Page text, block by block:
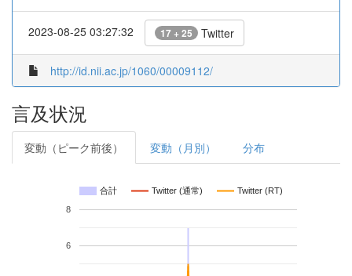
2023-08-25 03:27:32 17 + 25 Twitter
http://id.nii.ac.jp/1060/00009112/
言及状況
変動（ピーク前後） 変動（月別） 分布
合計 Twitter (通常) Twitter (RT)
6
8